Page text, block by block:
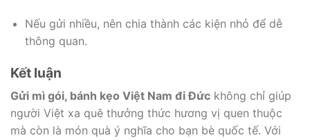
Nếu gửi nhiều, nên chia thành các kiện nhỏ để dễ
thông quan.
Kết luận
Gửi mì gói, bánh kẹo Việt Nam đi Đức không chỉ giúp
người Việt xa quê thưởng thức hương vị quen thuộc
mà còn là món quà ý nghĩa cho bạn bè quốc tế. Với